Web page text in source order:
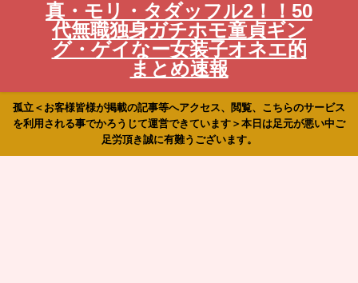
真・モリ・タダッフル2！！50
代無職独身ガチホモ童貞ギン
グ・ゲイなー女装子オネエ的
まとめ速報
孤立＜お客様皆様が掲載の記事等へアクセス、閲覧、こちらのサービス
を利用される事でかろうじて運営できています＞本日は足元が悪い中ご
足労頂き誠に有難うございます。